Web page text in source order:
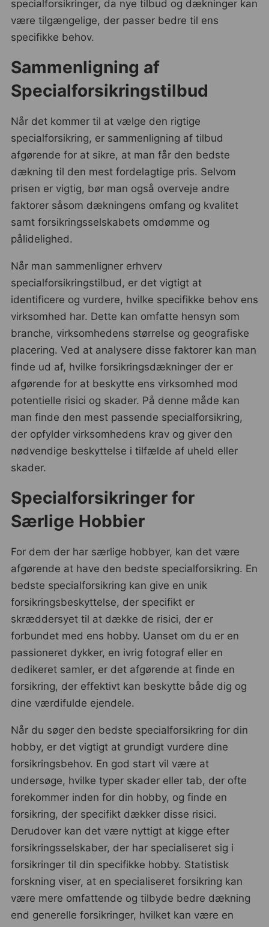
specialforsikringer, da nye tilbud og dækninger kan
være tilgængelige, der passer bedre til ens
specifikke behov.
Sammenligning af
Specialforsikringstilbud
Når det kommer til at vælge den rigtige
specialforsikring, er sammenligning af tilbud
afgørende for at sikre, at man får den bedste
dækning til den mest fordelagtige pris. Selvom
prisen er vigtig, bør man også overveje andre
faktorer såsom dækningens omfang og kvalitet
samt forsikringsselskabets omdømme og
pålidelighed.
Når man sammenligner erhverv
specialforsikringstilbud, er det vigtigt at
identificere og vurdere, hvilke specifikke behov ens
virksomhed har. Dette kan omfatte hensyn som
branche, virksomhedens størrelse og geografiske
placering. Ved at analysere disse faktorer kan man
finde ud af, hvilke forsikringsdækninger der er
afgørende for at beskytte ens virksomhed mod
potentielle risici og skader. På denne måde kan
man finde den mest passende specialforsikring,
der opfylder virksomhedens krav og giver den
nødvendige beskyttelse i tilfælde af uheld eller
skader.
Specialforsikringer for
Særlige Hobbier
For dem der har særlige hobbyer, kan det være
afgørende at have den bedste specialforsikring. En
bedste specialforsikring kan give en unik
forsikringsbeskyttelse, der specifikt er
skræddersyet til at dække de risici, der er
forbundet med ens hobby. Uanset om du er en
passioneret dykker, en ivrig fotograf eller en
dedikeret samler, er det afgørende at finde en
forsikring, der effektivt kan beskytte både dig og
dine værdifulde ejendele.
Når du søger den bedste specialforsikring for din
hobby, er det vigtigt at grundigt vurdere dine
forsikringsbehov. En god start vil være at
undersøge, hvilke typer skader eller tab, der ofte
forekommer inden for din hobby, og finde en
forsikring, der specifikt dækker disse risici.
Derudover kan det være nyttigt at kigge efter
forsikringsselskaber, der har specialiseret sig i
forsikringer til din specifikke hobby. Statistisk
forskning viser, at en specialiseret forsikring kan
være mere omfattende og tilbyde bedre dækning
end generelle forsikringer, hvilket kan være en